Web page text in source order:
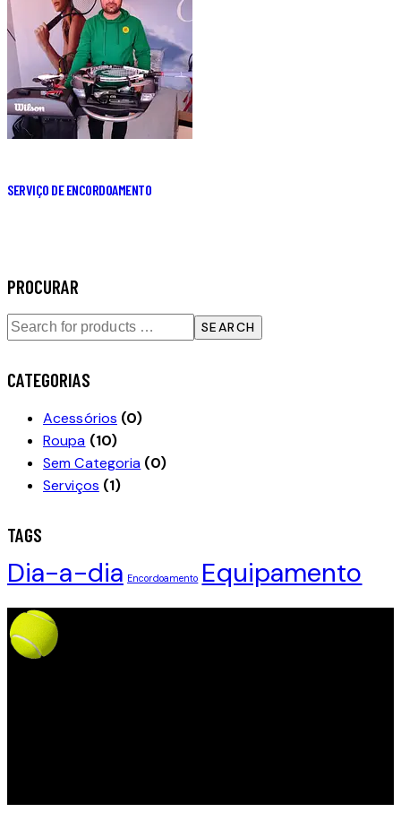
SERVIÇO DE ENCORDOAMENTO
PROCURAR
SEARCH
CATEGORIAS
Acessórios (0)
Roupa (10)
Sem Categoria (0)
Serviços (1)
TAGS
Dia-a-dia Encordoamento Equipamento